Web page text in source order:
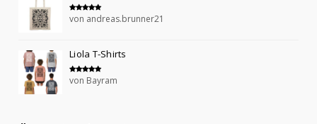
Bewertet mit
von andreas.brunner21
Liola T-Shirts
Bewertet mit
von Bayram